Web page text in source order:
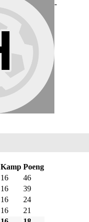
-
Kamp Poeng
16
46
16
39
16
24
16
21